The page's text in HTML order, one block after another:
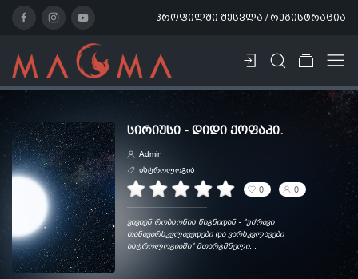
პროფილში შესვლა / რეგისტრაცია
ᲡᲘᲠᲘᲣᲡᲘ - ᲓᲘᲓᲘ ᲥᲝᲤᲐᲙᲘ.
Admin
ასტროლოგია
0 0
ვივიენ რობსონის წიგნიდან - "უძრავი
თანავარსკვლავედები და ვარსკვლავები
ასტროლოგიაში" მთარგმნელი...